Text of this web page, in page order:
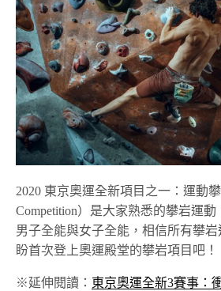
2020 東京奧運全新項目之一：運動
Competition）是大家熟悉的攀岩運
男子全能與女子全能，相信所有攀
盼首次登上奧運殿堂的攀岩項目吧！
※延伸閱讀： 東京奧運全新3賽事：